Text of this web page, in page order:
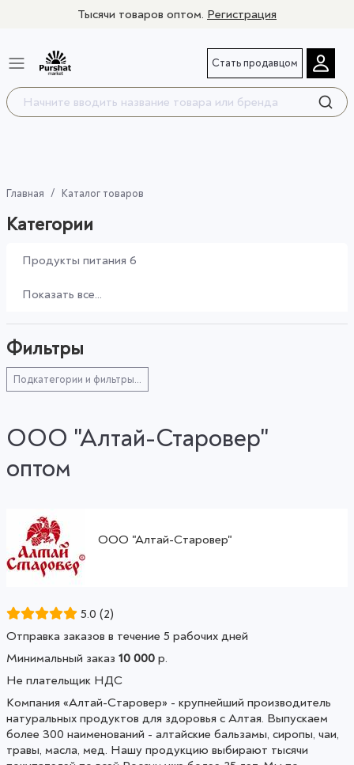
Тысячи товаров оптом. Регистрация
Стать продавцом
Главная Каталог товаров
Категории
Продукты питания 6
Показать все...
Фильтры
Подкатегории и фильтры...
ООО "Алтай-Старовер"
оптом
ООО "Алтай-Старовер"
5.0 (2)
Отправка заказов в течение 5 рабочих дней
Минимальный заказ 10 000 р.
Не плательщик НДС
Компания «Алтай-Старовер» - крупнейший производитель
натуральных продуктов для здоровья с Алтая. Выпускаем
более 300 наименований - алтайские бальзамы, сиропы, чаи,
травы, масла, мед. Нашу продукцию выбирают тысячи